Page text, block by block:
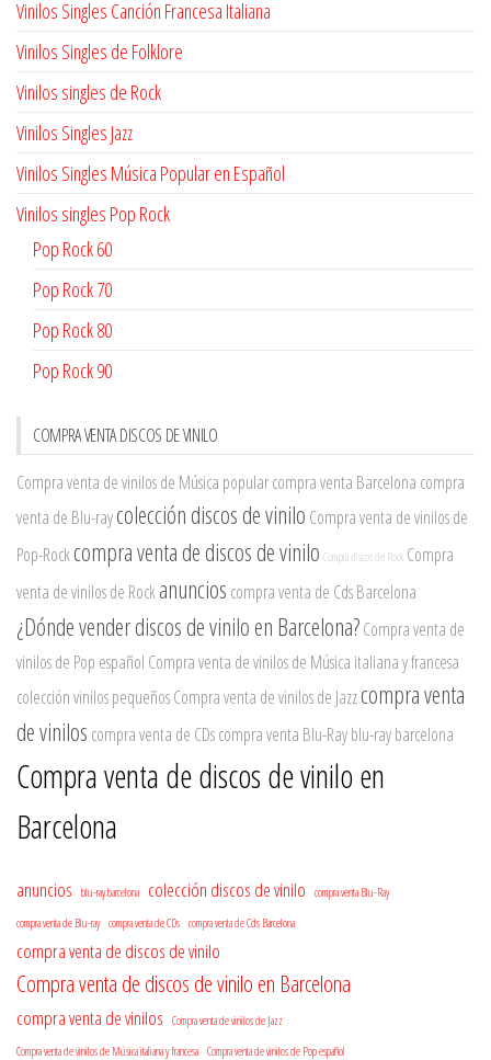
Vinilos Singles Canción Francesa Italiana
Vinilos Singles de Folklore
Vinilos singles de Rock
Vinilos Singles Jazz
Vinilos Singles Música Popular en Español
Vinilos singles Pop Rock
Pop Rock 60
Pop Rock 70
Pop Rock 80
Pop Rock 90
COMPRA VENTA DISCOS DE VINILO
Compra venta de vinilos de Música popularcompra venta Barcelona compra
venta de Blu-raycolección discos de vinilo Compra venta de vinilos de
Pop-Rockcompra venta de discos de vinilo Compra discos de Rock Compra
venta de vinilos de Rockanuncios compra venta de Cds Barcelona
¿Dónde vender discos de vinilo en Barcelona?Compra venta de
vinilos de Pop español Compra venta de vinilos de Música italiana y francesa
colección vinilos pequeñosCompra venta de vinilos de Jazzcompra venta
de vinilos compra venta de CDscompra venta Blu-Rayblu-ray barcelona
Compra venta de discos de vinilo en
Barcelona
anuncios blu-ray barcelona colección discos de vinilo
compra venta Blu-Ray
compra venta de Blu-ray compra venta de CDs compra venta de Cds Barcelona
compra venta de discos de vinilo
Compra venta de discos de vinilo en Barcelona
compra venta de vinilos
Compra venta de vinilos de Jazz
Compra venta de vinilos de Música italiana y francesa Compra venta de vinilos de Pop español